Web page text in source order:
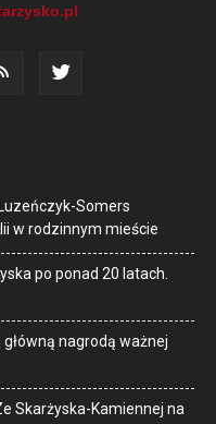
Somers
w rodzinnym mieście
po ponad 20 latach.
nagrodą ważnej
Skarżyska-Kamiennej na